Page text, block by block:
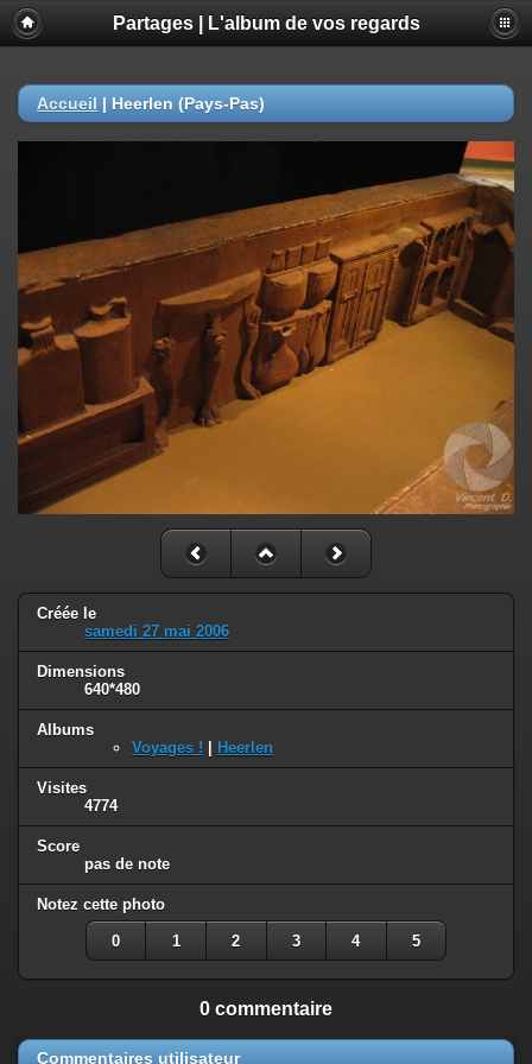
Partages | L'album de vos regards
Accueil | Heerlen (Pays-Pas)
Créée le
samedi 27 mai 2006
Dimensions
640*480
Albums
Voyages !
Heerlen
Visites
4774
Score
pas de note
Notez cette photo
0 1 2 3 4 5
0 commentaire
Commentaires utilisateur